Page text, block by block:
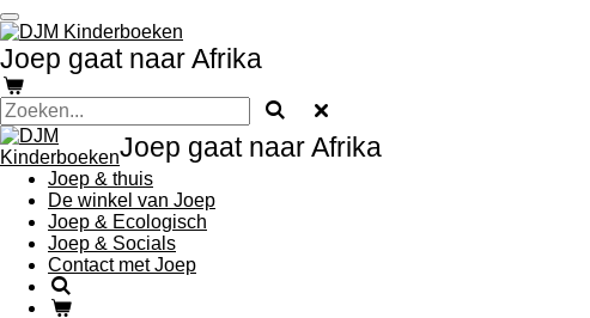
Ga
direct
naar
de
hoofdinhoud
Joep gaat naar Afrika
Joep gaat naar Afrika
Joep & thuis
De winkel van Joep
Joep & Ecologisch
Joep & Socials
Contact met Joep